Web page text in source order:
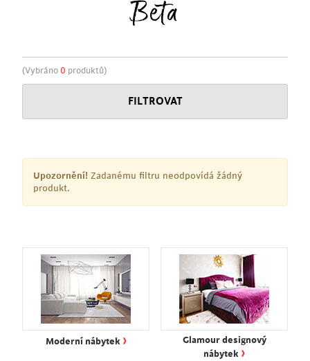
Beta
(Vybráno 0 produktů)
FILTROVAT
Upozornění! Zadanému filtru neodpovídá žádný
produkt.
Moderní nábytek ›
Glamour designový
nábytek ›